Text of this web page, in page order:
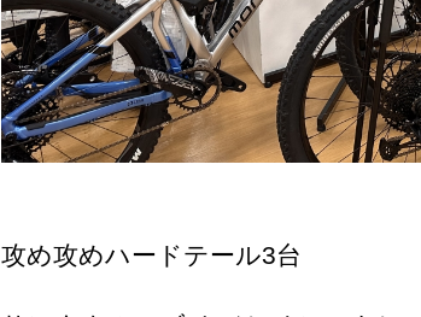
攻め攻めハードテール3台